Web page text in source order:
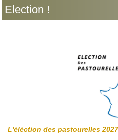
Election !
L'éléction des pastourelles